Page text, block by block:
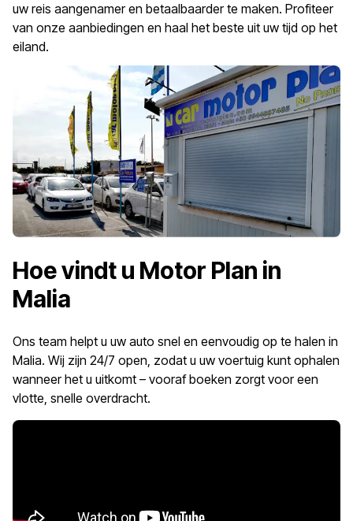
uw reis aangenamer en betaalbaarder te maken. Profiteer
van onze aanbiedingen en haal het beste uit uw tijd op het
eiland.
Hoe vindt u Motor Plan in
Malia
Ons team helpt u uw auto snel en eenvoudig op te halen in
Malia. Wij zijn 24/7 open, zodat u uw voertuig kunt ophalen
wanneer het u uitkomt – vooraf boeken zorgt voor een
vlotte, snelle overdracht.